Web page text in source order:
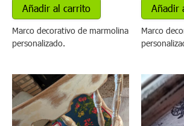
Añadir al carrito
Marco decorativo de marmolina
personalizado.
Añadir
Marco
Este
producto
tiene
múltiples